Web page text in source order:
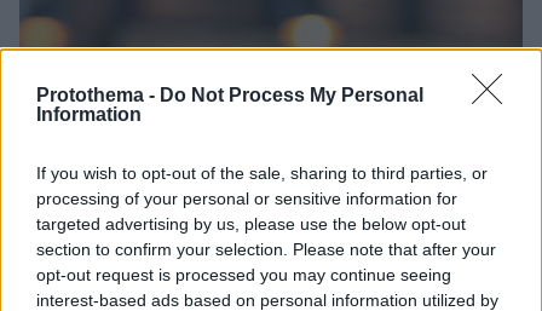
Protothema - Do Not Process My Personal
Information
If you wish to opt-out of the sale, sharing to third parties, or
processing of your personal or sensitive information for
targeted advertising by us, please use the below opt-out
section to confirm your selection. Please note that after your
opt-out request is processed you may continue seeing
interest-based ads based on personal information utilized by